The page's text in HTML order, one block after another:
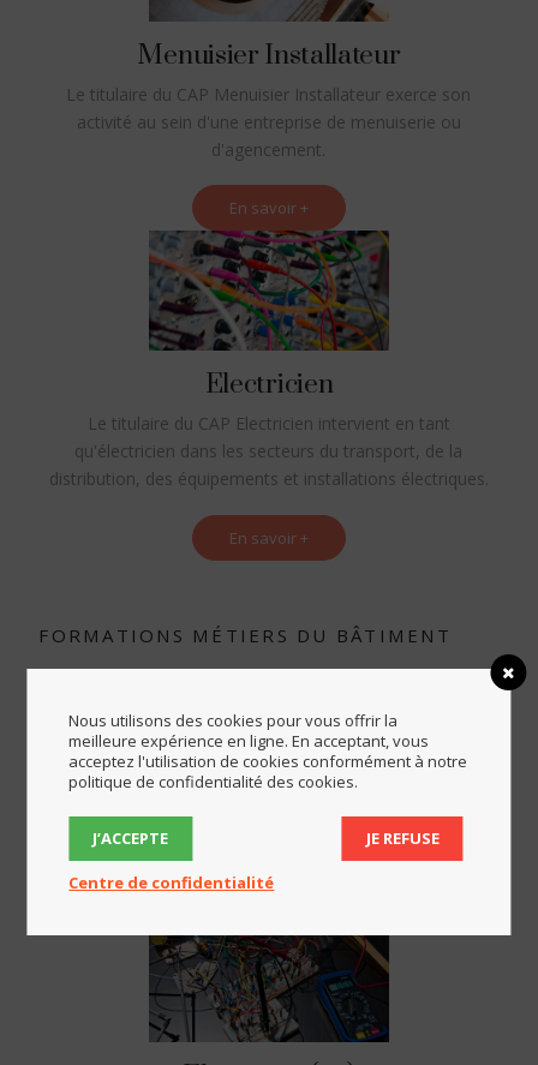
Menuisier Installateur
Le titulaire du CAP Menuisier Installateur exerce son
activité au sein d'une entreprise de menuiserie ou
d'agencement.
En savoir +
Electricien
Le titulaire du CAP Electricien intervient en tant
qu'électricien dans les secteurs du transport, de la
distribution, des équipements et installations électriques.
En savoir +
FORMATIONS MÉTIERS DU BÂTIMENT
BREVET
PROFESSIONNEL
(BP).
Nous utilisons des cookies pour vous offrir la
meilleure expérience en ligne. En acceptant, vous
acceptez l'utilisation de cookies conformément à notre
politique de confidentialité des cookies.
J’ACCEPTE JE REFUSE
Centre de confidentialité